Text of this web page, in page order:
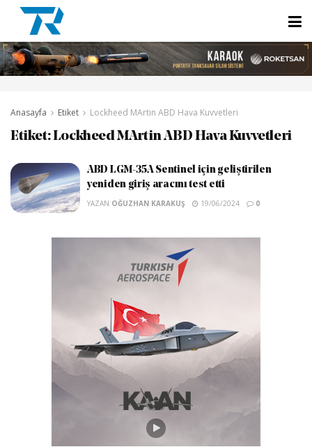
Anasayfa Etiket Lockheed MArtin ABD Hava Kuvvetleri
Etiket:Lockheed MArtin ABD Hava Kuvvetleri
ABD LGM-35A Sentinel için geliştirilen
yeniden giriş aracını test etti
YAZAN OĞUZHAN KARAKUŞ 19/06/2024 0